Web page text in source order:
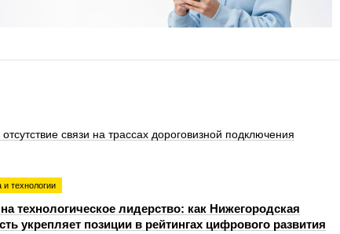
связи на трассах дороговизной подключения
и технологии
технологическое лидерство: как Нижегородская
укрепляет позиции в рейтингах цифрового развития